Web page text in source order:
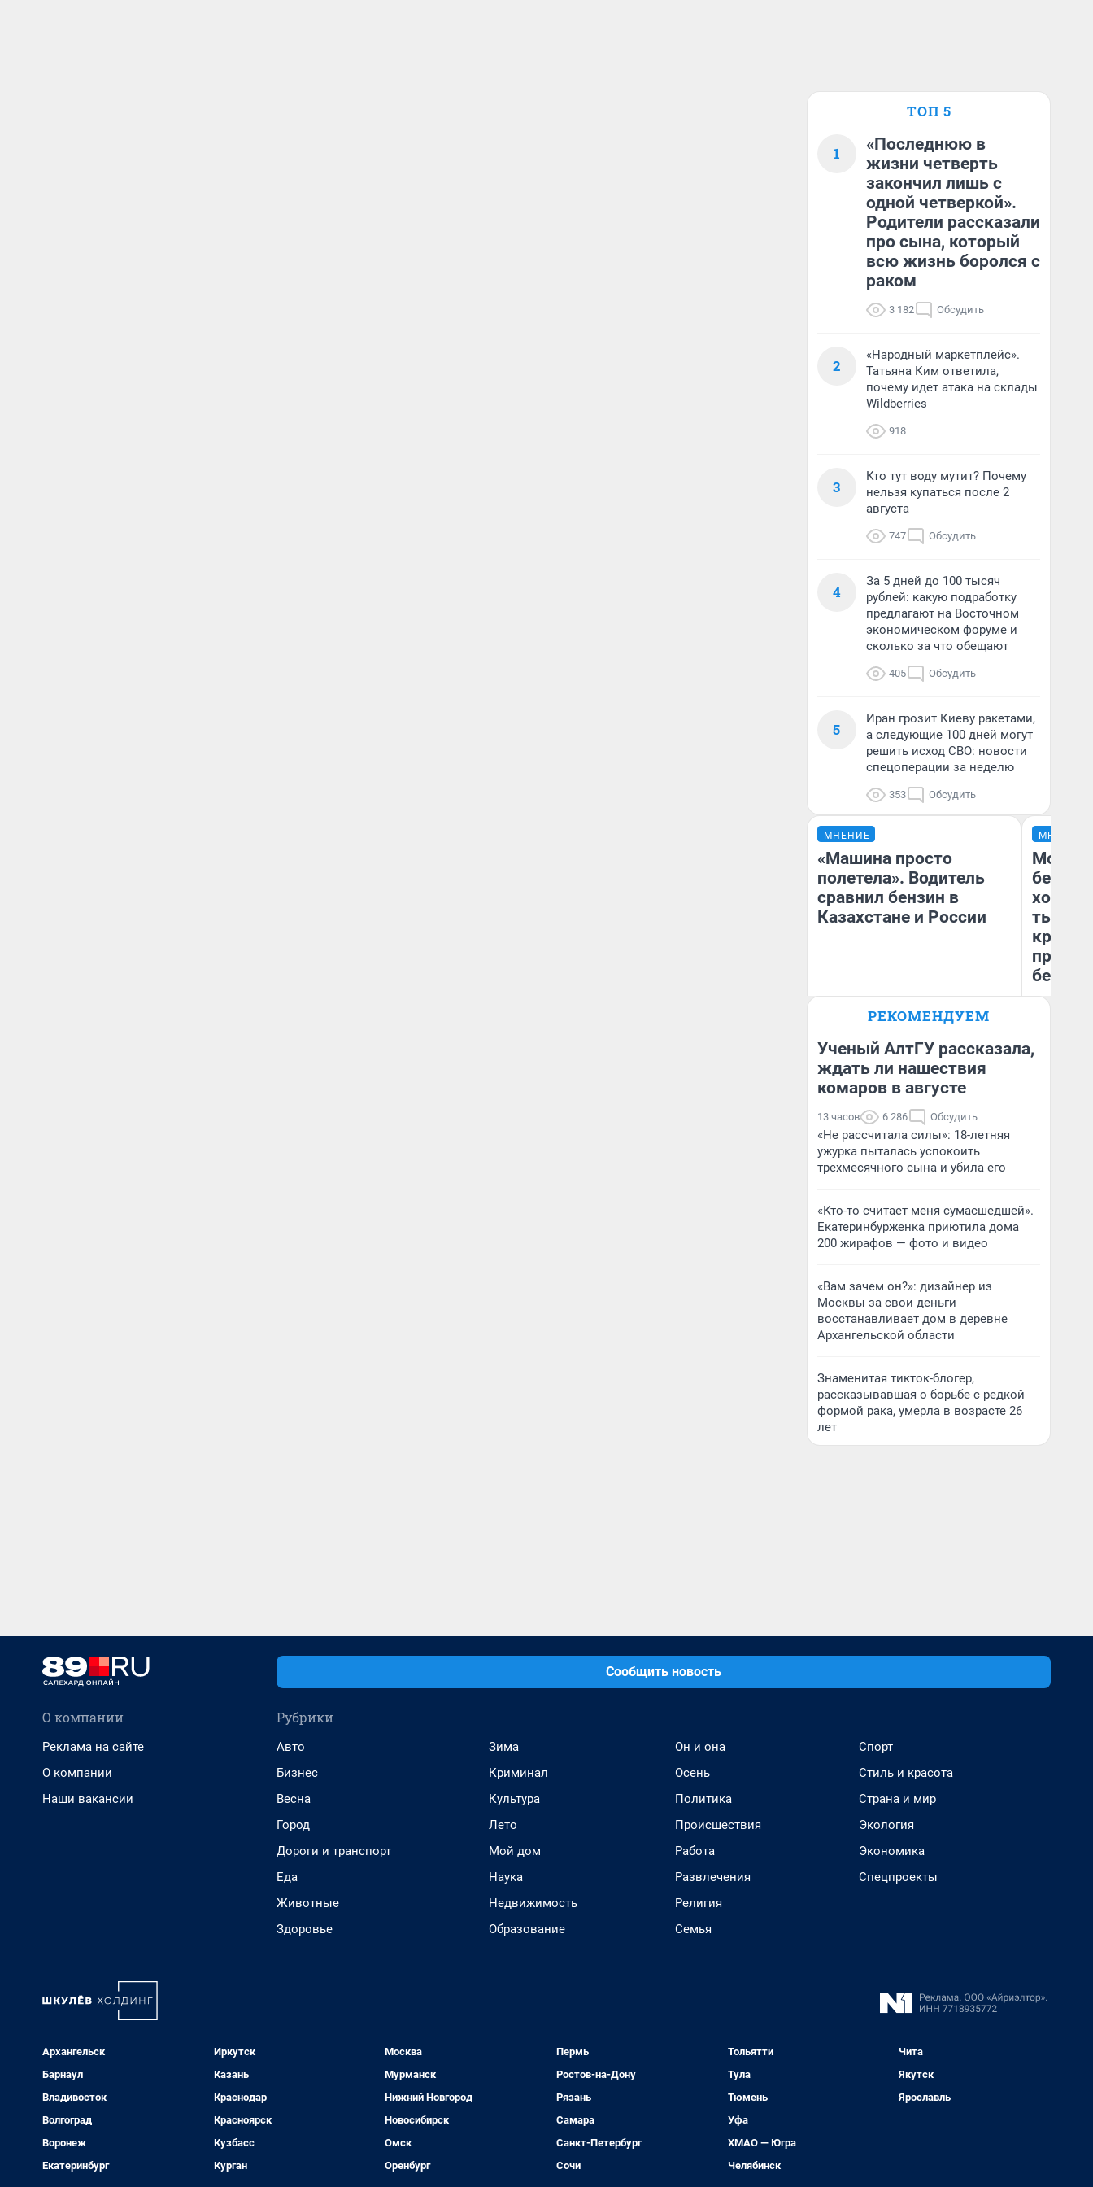
ТОП 5
1
«Последнюю в
жизни четверть
закончил лишь с
одной четверкой».
Родители рассказали
про сына, который
всю жизнь боролся с
раком
3 182 Обсудить
2
«Народный маркетплейс».
Татьяна Ким ответила,
почему идет атака на склады
Wildberries
918
3
Кто тут воду мутит? Почему
нельзя купаться после 2
августа
747 Обсудить
4
За 5 дней до 100 тысяч
рублей: какую подработку
предлагают на Восточном
экономическом форуме и
сколько за что обещают
405 Обсудить
5
Иран грозит Киеву ракетами,
а следующие 100 дней могут
решить исход СВО: новости
спецоперации за неделю
353 Обсудить
МНЕНИЕ
«Машина просто
полетела». Водитель
сравнил бензин в
Казахстане и России
Анатолий Кузнецов
МНЕНИЕ
Мой
хотела
тысяч,
РЕКОМЕНДУЕМ
Ученый АлтГУ рассказала,
ждать ли нашествия
комаров в августе
13 часов 6 286 Обсудить
«Не рассчитала силы»: 18-летняя
ужурка пыталась успокоить
трехмесячного сына и убила его
«Кто-то считает меня сумасшедшей».
Екатеринбурженка приютила дома
200 жирафов — фото и видео
«Вам зачем он?»: дизайнер из
Москвы за свои деньги
восстанавливает дом в деревне
Архангельской области
Знаменитая тикток-блогер,
рассказывавшая о борьбе с редкой
формой рака, умерла в возрасте 26
лет
Сообщить новость
О компании
Реклама на сайте
О компании
Наши вакансии
Рубрики
Авто
Бизнес
Весна
Город
Дороги и транспорт
Еда
Животные
Здоровье
Зима
Криминал
Культура
Лето
Мой дом
Наука
Недвижимость
Образование
Он и она
Осень
Политика
Происшествия
Работа
Развлечения
Религия
Семья
Спорт
Стиль и красота
Страна и мир
Экология
Экономика
Спецпроекты
Архангельск
Барнаул
Владивосток
Волгоград
Воронеж
Екатеринбург
Иркутск
Казань
Краснодар
Красноярск
Кузбасс
Курган
Москва
Мурманск
Нижний Новгород
Новосибирск
Омск
Оренбург
Пермь
Ростов-на-Дону
Рязань
Самара
Санкт-Петербург
Сочи
Тольятти
Тула
Тюмень
Уфа
ХМАО — Югра
Челябинск
Чита
Якутск
Ярославль